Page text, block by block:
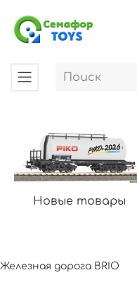
Новые товары
Железная дорога BRIO